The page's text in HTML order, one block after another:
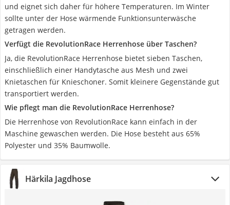
und eignet sich daher für höhere Temperaturen. Im Winter
sollte unter der Hose wärmende Funktionsunterwäsche
getragen werden.
Verfügt die RevolutionRace Herrenhose über Taschen?
Ja, die RevolutionRace Herrenhose bietet sieben Taschen,
einschließlich einer Handytasche aus Mesh und zwei
Knietaschen für Knieschoner. Somit kleinere Gegenstände gut
transportiert werden.
Wie pflegt man die RevolutionRace Herrenhose?
Die Herrenhose von RevolutionRace kann einfach in der
Maschine gewaschen werden. Die Hose besteht aus 65%
Polyester und 35% Baumwolle.
Härkila Jagdhose